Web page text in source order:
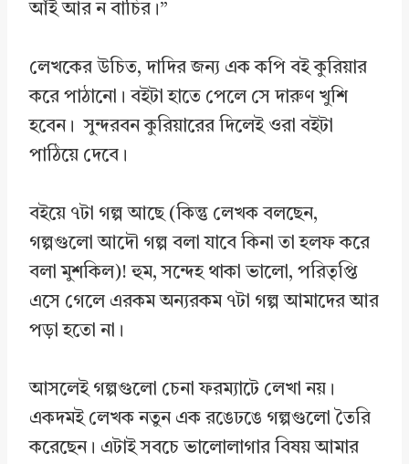
আঁই আর ন বাচির।”
লেখকের উচিত, দাদির জন্য এক কপি বই কুরিয়ার
করে পাঠানো। বইটা হাতে পেলে সে দারুণ খুশি
হবেন। সুন্দরবন কুরিয়ারের দিলেই ওরা বইটা
পাঠিয়ে দেবে।
বইয়ে ৭টা গল্প আছে (কিন্তু লেখক বলছেন,
গল্পগুলো আদৌ গল্প বলা যাবে কিনা তা হলফ করে
বলা মুশকিল)! হুম, সন্দেহ থাকা ভালো, পরিতৃপ্তি
এসে গেলে এরকম অন্যরকম ৭টা গল্প আমাদের আর
পড়া হতো না।
আসলেই গল্পগুলো চেনা ফরম্যাটে লেখা নয়।
একদমই লেখক নতুন এক রঙেঢঙে গল্পগুলো তৈরি
করেছেন। এটাই সবচে ভালোলাগার বিষয় আমার